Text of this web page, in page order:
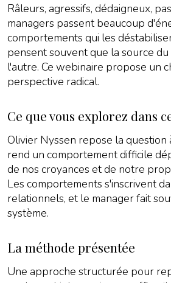
Râleurs, agressifs, dédaigneux,
managers passent beaucoup
comportements qui les
pensent souvent que la source
l'autre. Ce webinaire propose un
perspective radical.
Ce que vous explorez dans
Olivier Nyssen repose la question
rend un comportement difficile
de nos croyances et de notre
Les comportements s'inscrivent
relationnels, et le manager fait
système.
La méthode présentée
Une approche structurée pour